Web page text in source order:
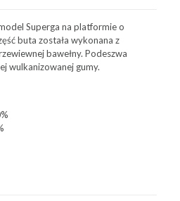
Superga na platformie o
buta została wykonana z
bawełny. Podeszwa
wulkanizowanej gumy.